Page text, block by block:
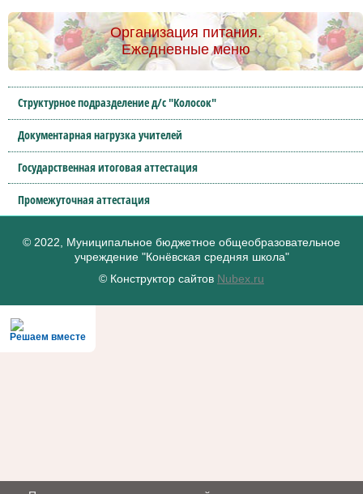
Организация питания.
Ежедневные меню
Структурное подразделение д/с "Колосок"
Документарная нагрузка учителей
Государственная итоговая аттестация
Промежуточная аттестация
© 2022, Муниципальное бюджетное общеобразовательное
учреждение "Конёвская средняя школа"
© Конструктор сайтов Nubex.ru
Решаем вместе